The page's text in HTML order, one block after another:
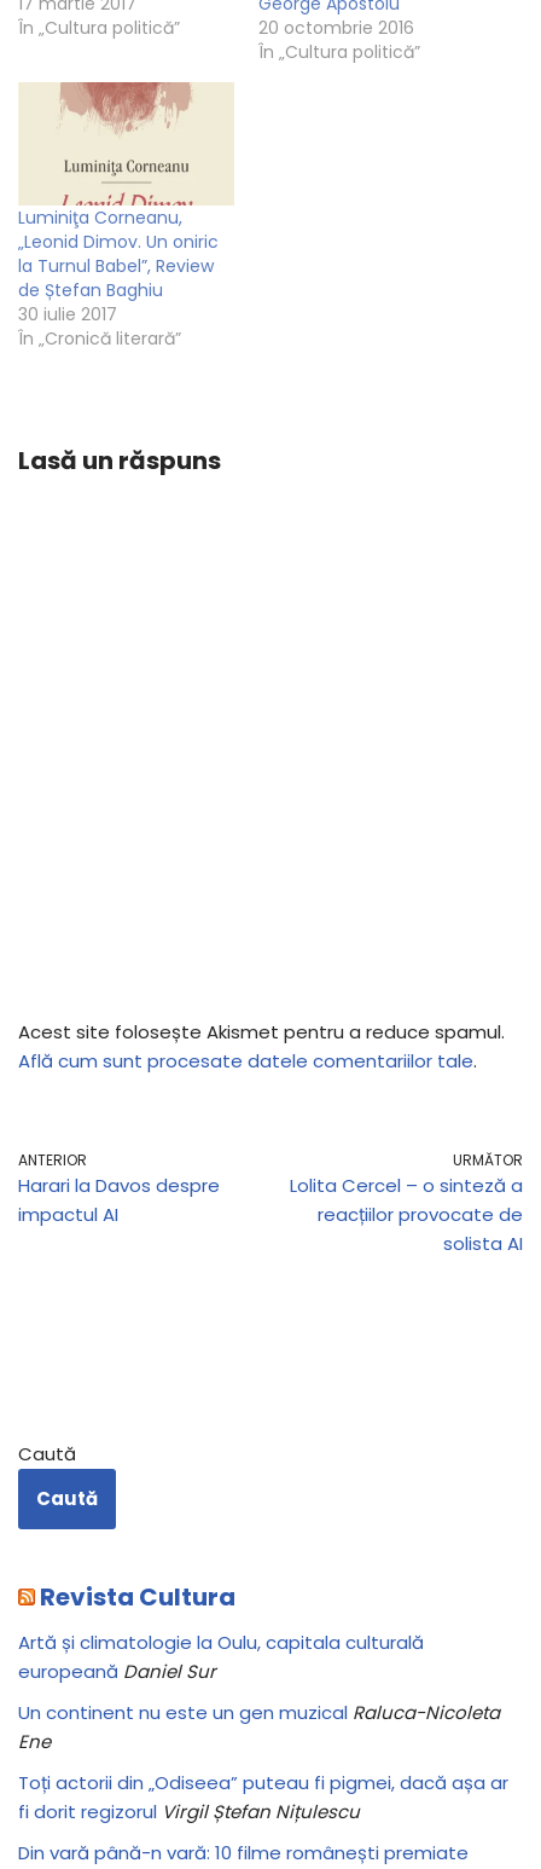
În „Cultura politică”
20 octombrie 2016
În „Cultura politică”
Luminiţa Corneanu,
„Leonid Dimov. Un oniric
la Turnul Babel”, Review
de Ștefan Baghiu
30 iulie 2017
În „Cronică literară”
Lasă un răspuns
Acest site folosește Akismet pentru a reduce spamul.
Află cum sunt procesate datele comentariilor tale.
ANTERIOR
Harari la Davos despre
impactul AI
URMĂTOR
Lolita Cercel – o sinteză a
reacțiilor provocate de
solista AI
Caută
Caută
Revista Cultura
Artă și climatologie la Oulu, capitala culturală
europeană Daniel Sur
Un continent nu este un gen muzical Raluca-Nicoleta
Ene
Toți actorii din „Odiseea” puteau fi pigmei, dacă așa ar
fi dorit regizorul Virgil Ștefan Nițulescu
Din vară până-n vară: 10 filme românești premiate